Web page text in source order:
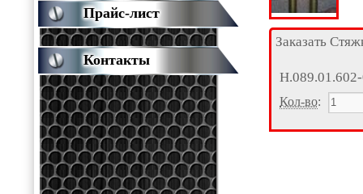
Заказать
Кол-во:
Прайс-лист
Контакты